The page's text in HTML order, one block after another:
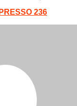
236